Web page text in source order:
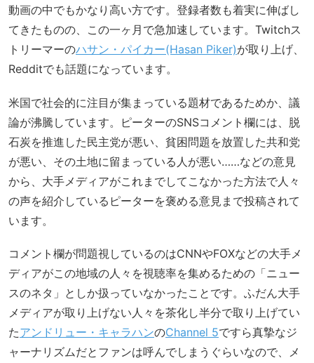
動画の中でもかなり高い方です。登録者数も着実に伸ばし
てきたものの、この一ヶ月で急加速しています。Twitchス
トリーマーのハサン・パイカー(Hasan Piker)が取り上げ、
Redditでも話題になっています。
米国で社会的に注目が集まっている題材であるためか、議
論が沸騰しています。ピーターのSNSコメント欄には、脱
石炭を推進した民主党が悪い、貧困問題を放置した共和党
が悪い、その土地に留まっている人が悪い……などの意見
から、大手メディアがこれまでしてこなかった方法で人々
の声を紹介しているピーターを褒める意見まで投稿されて
います。
コメント欄が問題視しているのはCNNやFOXなどの大手メ
ディアがこの地域の人々を視聴率を集めるための「ニュー
スのネタ」としか扱っていなかったことです。ふだん大手
メディアが取り上げない人々を茶化し半分で取り上げてい
たアンドリュー・キャラハンのChannel 5ですら真摯なジ
ャーナリズムだとファンは呼んでしまうぐらいなので、メ